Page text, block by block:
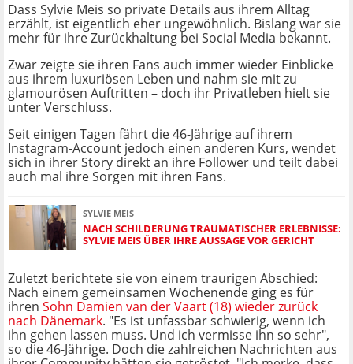
Dass Sylvie Meis so private Details aus ihrem Alltag
erzählt, ist eigentlich eher ungewöhnlich. Bislang war sie
mehr für ihre Zurückhaltung bei Social Media bekannt.
Zwar zeigte sie ihren Fans auch immer wieder Einblicke
aus ihrem luxuriösen Leben und nahm sie mit zu
glamourösen Auftritten – doch ihr Privatleben hielt sie
unter Verschluss.
Seit einigen Tagen fährt die 46-Jährige auf ihrem
Instagram-Account jedoch einen anderen Kurs, wendet
sich in ihrer Story direkt an ihre Follower und teilt dabei
auch mal ihre Sorgen mit ihren Fans.
SYLVIE MEIS
NACH SCHILDERUNG TRAUMATISCHER ERLEBNISSE:
SYLVIE MEIS ÜBER IHRE AUSSAGE VOR GERICHT
Zuletzt berichtete sie von einem traurigen Abschied:
Nach einem gemeinsamen Wochenende ging es für
ihren Sohn Damien van der Vaart (18) wieder zurück
nach Dänemark. "Es ist unfassbar schwierig, wenn ich
ihn gehen lassen muss. Und ich vermisse ihn so sehr",
so die 46-Jährige. Doch die zahlreichen Nachrichten aus